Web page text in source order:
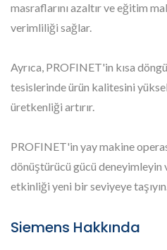
masraflarını azaltır ve eğitim
verimliliği sağlar.
Ayrıca, PROFINET'in kısa
tesislerinde ürün kalitesini
üretkenliği artırır.
PROFINET'in yay makine
dönüştürücü gücü
etkinliği yeni bir seviyeye
Siemens Hakkında